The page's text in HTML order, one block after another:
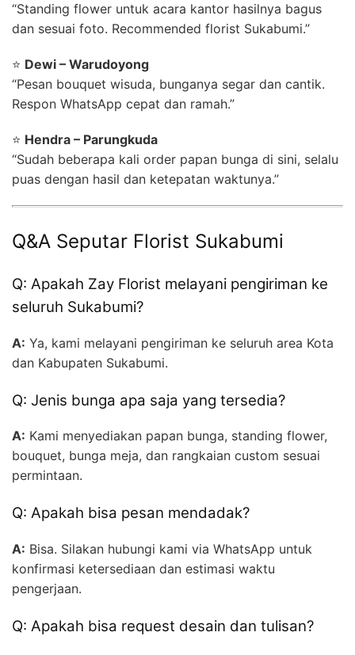
“Standing flower untuk acara kantor hasilnya bagus
dan sesuai foto. Recommended florist Sukabumi.”
⭐ Dewi – Warudoyong
“Pesan bouquet wisuda, bunganya segar dan cantik.
Respon WhatsApp cepat dan ramah.”
⭐ Hendra – Parungkuda
“Sudah beberapa kali order papan bunga di sini, selalu
puas dengan hasil dan ketepatan waktunya.”
Q&A Seputar Florist Sukabumi
Q: Apakah Zay Florist melayani pengiriman ke
seluruh Sukabumi?
A: Ya, kami melayani pengiriman ke seluruh area Kota
dan Kabupaten Sukabumi.
Q: Jenis bunga apa saja yang tersedia?
A: Kami menyediakan papan bunga, standing flower,
bouquet, bunga meja, dan rangkaian custom sesuai
permintaan.
Q: Apakah bisa pesan mendadak?
A: Bisa. Silakan hubungi kami via WhatsApp untuk
konfirmasi ketersediaan dan estimasi waktu
pengerjaan.
Q: Apakah bisa request desain dan tulisan?